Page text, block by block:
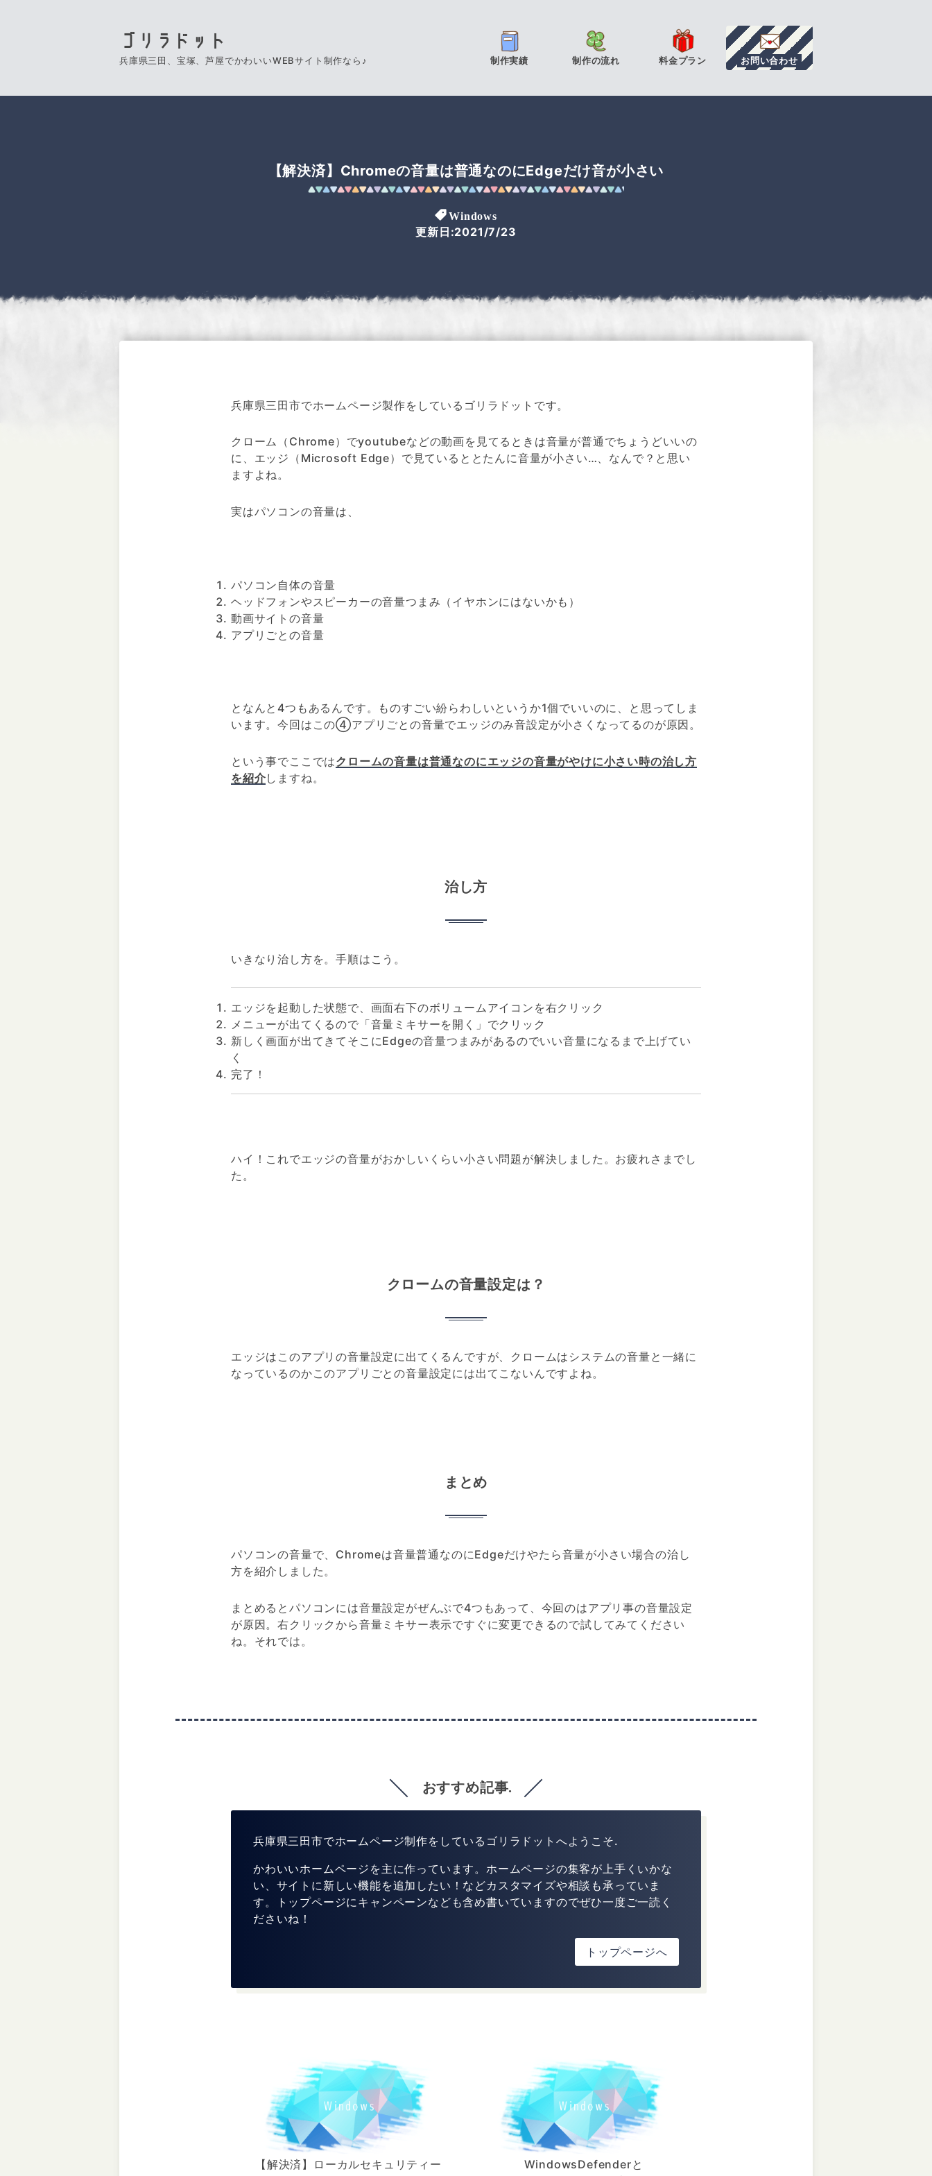
ゴリラドット
兵庫県三田、宝塚、芦屋でかわいいWEBサイト制作なら♪ 制作実績 制作の流れ 料金プラン お問い合わせ
【解決済】Chromeの音量は普通なのにEdgeだけ音が小さい
Windows
更新日:2021/7/23
兵庫県三田市でホームページ製作をしているゴリラドットです。
クローム（Chrome）でyoutubeなどの動画を見てるときは音量が普通でちょうどいいの
に、エッジ（Microsoft Edge）で見ているととたんに音量が小さい…、なんで？と思い
ますよね。
実はパソコンの音量は、
パソコン自体の音量
ヘッドフォンやスピーカーの音量つまみ（イヤホンにはないかも）
動画サイトの音量
アプリごとの音量
となんと4つもあるんです。ものすごい紛らわしいというか1個でいいのに、と思ってしま
います。今回はこの④アプリごとの音量でエッジのみ音設定が小さくなってるのが原因。
という事でここではクロームの音量は普通なのにエッジの音量がやけに小さい時の治し方
を紹介しますね。
治し方
いきなり治し方を。手順はこう。
エッジを起動した状態で、画面右下のボリュームアイコンを右クリック
メニューが出てくるので「音量ミキサーを開く」でクリック
新しく画面が出てきてそこにEdgeの音量つまみがあるのでいい音量になるまで上げてい
く
完了！
ハイ！これでエッジの音量がおかしいくらい小さい問題が解決しました。お疲れさまでし
た。
クロームの音量設定は？
エッジはこのアプリの音量設定に出てくるんですが、クロームはシステムの音量と一緒に
なっているのかこのアプリごとの音量設定には出てこないんですよね。
まとめ
パソコンの音量で、Chromeは音量普通なのにEdgeだけやたら音量が小さい場合の治し
方を紹介しました。
まとめるとパソコンには音量設定がぜんぶで4つもあって、今回のはアプリ事の音量設定
が原因。右クリックから音量ミキサー表示ですぐに変更できるので試してみてください
ね。それでは。
おすすめ記事.
兵庫県三田市でホームページ制作をしているゴリラドットへようこそ.
かわいいホームページを主に作っています。ホームページの集客が上手くいかな
い、サイトに新しい機能を追加したい！などカスタマイズや相談も承っていま
す。トップページにキャンペーンなども含め書いていますのでぜひ一度ご一読く
ださいね！
トップページへ
【解決済】ローカルセキュリティー
WindowsDefenderと